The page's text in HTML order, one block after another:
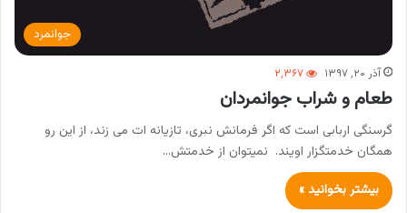
جوانمرد
آذر ۲۰, ۱۳۹۷ ۲,۳۶۷
طعام و شراب جوانمردان
گرسنگی اربابی است که اگر فرمانش نبری، تازیانه ات می زند، از این رو
همگان خدمتگزار اویند. نمیتوان از خدمتش…
بیشتر بخوانید »